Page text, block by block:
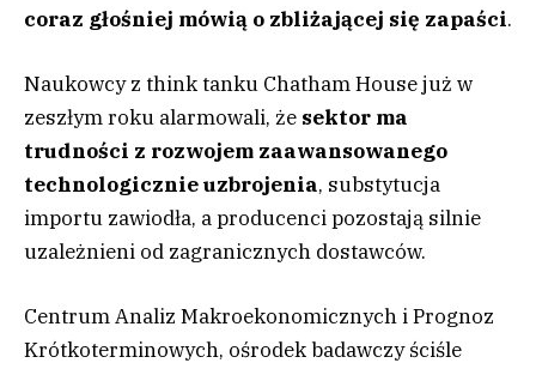
coraz głośniej mówią o zbliżającej się zapaści.
Naukowcy z think tanku Chatham House już w
zeszłym roku alarmowali, że sektor ma
trudności z rozwojem zaawansowanego
technologicznie uzbrojenia, substytucja
importu zawiodła, a producenci pozostają silnie
uzależnieni od zagranicznych dostawców.
Centrum Analiz Makroekonomicznych i Prognoz
Krótkoterminowych, ośrodek badawczy ściśle